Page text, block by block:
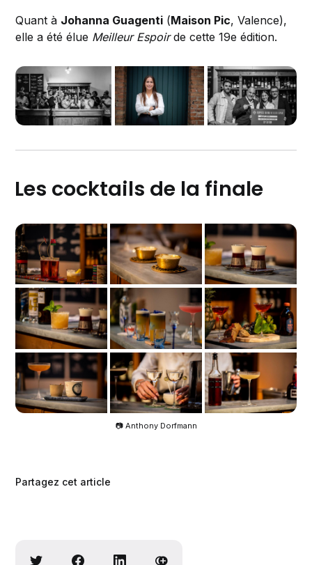
Quant à Johanna Guagenti (Maison Pic, Valence),
elle a été élue Meilleur Espoirde cette 19e édition.
Les cocktails de la finale
📷 Anthony Dorfmann
Partagez cet article